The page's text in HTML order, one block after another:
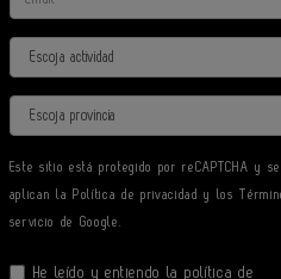
Actividad
Provincia
Este sitio está protegido por reCAPTCHA y se
aplican la Política de privacidad y los
servicio de Google.
He leído y entiendo la política de